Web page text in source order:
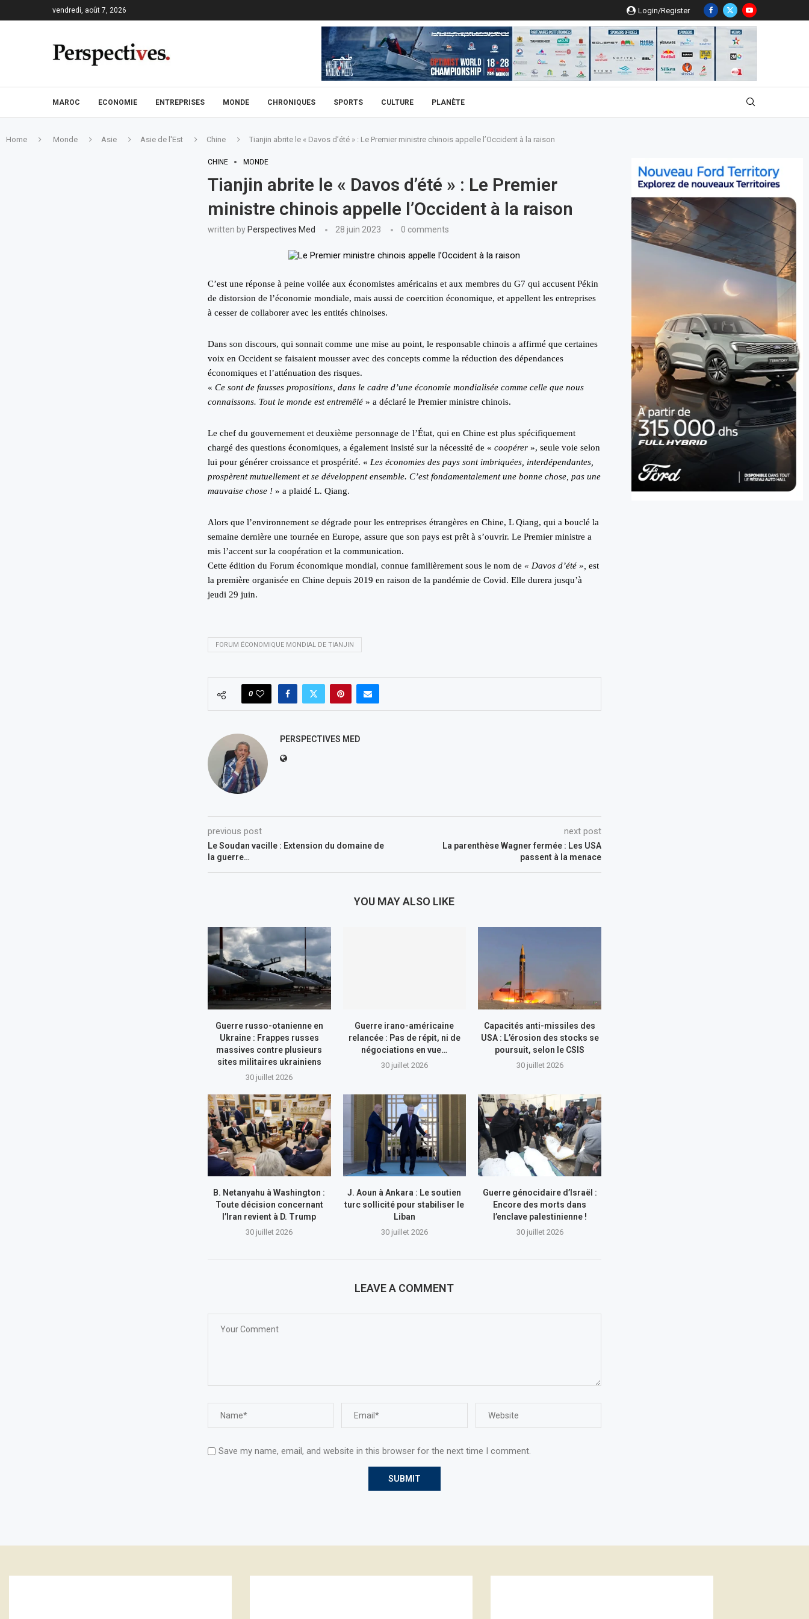
vendredi, août 7, 2026 Login/Register
MAROC ECONOMIE ENTREPRISES MONDE CHRONIQUES SPORTS CULTURE PLANÈTE
Home Monde Asie Asie de l'Est Chine Tianjin abrite le « Davos d’été » : Le Premier ministre chinois appelle l’Occident à la raison
CHINE MONDE
Tianjin abrite le « Davos d’été » : Le Premier
ministre chinois appelle l’Occident à la raison
written by Perspectives Med 28 juin 2023 0 comments
C’est une réponse à peine voilée aux économistes américains et aux membres du G7 qui accusent Pékin
de distorsion de l’économie mondiale, mais aussi de coercition économique, et appellent les entreprises
à cesser de collaborer avec les entités chinoises.
Dans son discours, qui sonnait comme une mise au point, le responsable chinoisa affirmé que certaines
voix en Occident se faisaient mousser avec des concepts comme la réduction des dépendances
économiques et l’atténuation des risques.
« Ce sont de fausses propositions, dans le cadre d’une économie mondialisée comme celle que nous
connaissons. Tout le monde est entremêlé» a déclaré le Premier ministre chinois.
Le chef du gouvernement et deuxième personnage de l’État, qui en Chine est plus spécifiquement
chargé des questions économiques, a également insisté sur la nécessité de « coopérer », seule voie selon
lui pour générer croissance et prospérité. « Les économies des pays sont imbriquées, interdépendantes,
prospèrent mutuellement et se développent ensemble. C’est fondamentalement une bonne chose, pas une
mauvaise chose !» a plaidé L. Qiang.
Alors que l’environnement se dégrade pour les entreprises étrangères en Chine, L Qiang, qui a bouclé la
semaine dernière une tournée en Europe, assure que son pays est prêt à s’ouvrir. Le Premier ministre a
mis l’accent sur la coopération et la communication.
Cette édition du Forum économique mondial, connue familièrement sous le nom de « Davos d’été », est
la première organisée en Chine depuis 2019 en raison de la pandémie de Covid. Elle durera jusqu’à
jeudi 29 juin.
FORUM ÉCONOMIQUE MONDIAL DE TIANJIN
0
PERSPECTIVES MED
previous post
Le Soudan vacille : Extension du domaine de
la guerre…
next post
La parenthèse Wagner fermée : Les USA
passent à la menace
YOU MAY ALSO LIKE
Guerre russo-otanienne en
Ukraine : Frappes russes
massives contre plusieurs
sites militaires ukrainiens
30 juillet 2026
Guerre irano-américaine
relancée : Pas de répit, ni de
négociations en vue…
30 juillet 2026
Capacités anti-missiles des
USA : L’érosion des stocks se
poursuit, selon le CSIS
30 juillet 2026
B. Netanyahu à Washington :
Toute décision concernant
l’Iran revient à D. Trump
30 juillet 2026
J. Aoun à Ankara : Le soutien
turc sollicité pour stabiliser le
Liban
30 juillet 2026
Guerre génocidaire d’Israël :
Encore des morts dans
l’enclave palestinienne !
30 juillet 2026
LEAVE A COMMENT
Save my name, email, and website in this browser for the next time I comment.